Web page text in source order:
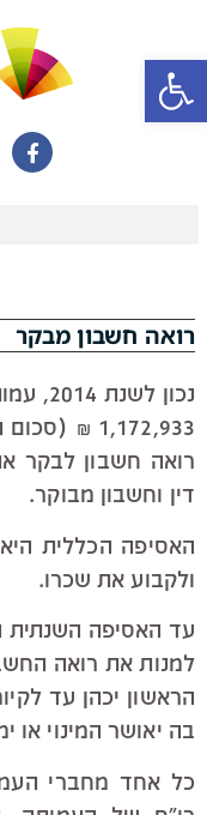
פתח סרגל נגישות
רואה חשבון מבקר
נכון
1,172,933
רואה חשבון לבקר
דין וחשבון מבוקר.
האסיפה הכללית
ולקבוע את שכרו.
עד האסיפה השנתית
למנות את רואה
הראשון יכהן עד
בה יאושר המינוי או
כל אחד מחברי